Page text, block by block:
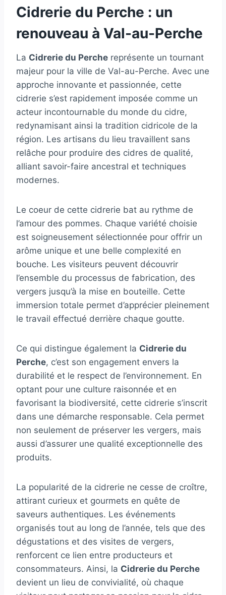
Cidrerie du Perche : un
renouveau à Val-au-Perche
La Cidrerie du Perche représente un tournant
majeur pour la ville de Val-au-Perche. Avec une
approche innovante et passionnée, cette
cidrerie s’est rapidement imposée comme un
acteur incontournable du monde du cidre,
redynamisant ainsi la tradition cidricole de la
région. Les artisans du lieu travaillent sans
relâche pour produire des cidres de qualité,
alliant savoir-faire ancestral et techniques
modernes.
Le coeur de cette cidrerie bat au rythme de
l’amour des pommes. Chaque variété choisie
est soigneusement sélectionnée pour offrir un
arôme unique et une belle complexité en
bouche. Les visiteurs peuvent découvrir
l’ensemble du processus de fabrication, des
vergers jusqu’à la mise en bouteille. Cette
immersion totale permet d’apprécier pleinement
le travail effectué derrière chaque goutte.
Ce qui distingue également la Cidrerie du
Perche, c’est son engagement envers la
durabilité et le respect de l’environnement. En
optant pour une culture raisonnée et en
favorisant la biodiversité, cette cidrerie s’inscrit
dans une démarche responsable. Cela permet
non seulement de préserver les vergers, mais
aussi d’assurer une qualité exceptionnelle des
produits.
La popularité de la cidrerie ne cesse de croître,
attirant curieux et gourmets en quête de
saveurs authentiques. Les événements
organisés tout au long de l’année, tels que des
dégustations et des visites de vergers,
renforcent ce lien entre producteurs et
consommateurs. Ainsi, la Cidrerie du Perche
devient un lieu de convivialité, où chaque